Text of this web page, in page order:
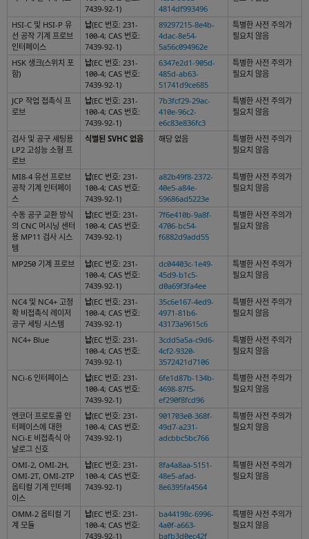
7439-92-1)
4814df993496
HSI-C 및 HSI-P 유
선 공작 기계 프로브
인터페이스
납(EC 번호: 231-
100-4; CAS 번호:
7439-92-1)
89297215-8e4b-
4dac-8e54-
5a56c094962e
특별한 사전 주의가
필요치 않음
HSK 생크(스위치 포
함)
납(EC 번호: 231-
100-4; CAS 번호:
7439-92-1)
6347e2d1-905d-
485d-ab63-
51741d9ce685
특별한 사전 주의가
필요치 않음
JCP 작업 접촉식 프
로브
납(EC 번호: 231-
100-4; CAS 번호:
7439-92-1)
7b3fcf29-29ac-
410e-96c2-
e6c83e836fc3
특별한 사전 주의가
필요치 않음
검사 및 공구 세팅용
LP2 고성능 소형 프
로브
식별된 SVHC 없음 해당 없음
특별한 사전 주의가
필요치 않음
MI8-4 유선 프로브
공작 기계 인터페이
스
납(EC 번호: 231-
100-4; CAS 번호:
7439-92-1)
a82b49f8-2372-
40e5-a84e-
59686ad5223e
특별한 사전 주의가
필요치 않음
수동 공구 교환 방식
의 CNC 머시닝 센터
용 MP11 검사 시스
템
납(EC 번호: 231-
100-4; CAS 번호:
7439-92-1)
7f6e410b-9a8f-
4706-bc54-
f6882d9add55
특별한 사전 주의가
필요치 않음
MP250 기계 프로브 납(EC 번호: 231-
100-4; CAS 번호:
7439-92-1)
dc04403c-1e49-
45d9-b1c5-
d0a69f3fa4ee
특별한 사전 주의가
필요치 않음
NC4 및 NC4+ 고정
확 비접촉식 레이저
공구 세팅 시스템
납(EC 번호: 231-
100-4; CAS 번호:
7439-92-1)
35c6e167-4ed9-
4971-81b6-
43173a9615c6
특별한 사전 주의가
필요치 않음
NC4+ Blue 납(EC 번호: 231-
100-4; CAS 번호:
7439-92-1)
3cdd5a5a-c9d6-
4cf2-9320-
3572421d7106
특별한 사전 주의가
필요치 않음
NCi-6 인터페이스 납(EC 번호: 231-
100-4; CAS 번호:
7439-92-1)
6fe1d87b-134b-
4698-87f5-
ef290f8fcd96
특별한 사전 주의가
필요치 않음
엔코더 프로토콜 인
터페이스에 대한
NCi-E 비접촉식 아
날로그 신호
납(EC 번호: 231-
100-4; CAS 번호:
7439-92-1)
901703e0-368f-
49d7-a231-
adcbbc5bc766
특별한 사전 주의가
필요치 않음
OMI-2, OMI-2H,
OMI-2T, OMI-2TP
옵티컬 기계 인터페
이스
납(EC 번호: 231-
100-4; CAS 번호:
7439-92-1)
8fa4a8aa-5151-
48e5-afad-
8e6395fa4564
특별한 사전 주의가
필요치 않음
OMM-2 옵티컬 기
계 모듈
납(EC 번호: 231-
100-4; CAS 번호:
7439-92-1)
ba44198c-6996-
4a0f-a663-
bafb3d0ec42f
특별한 사전 주의가
필요치 않음